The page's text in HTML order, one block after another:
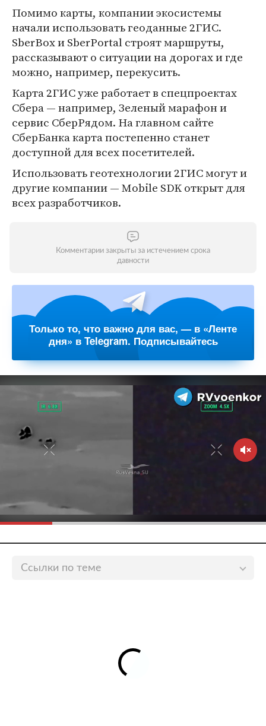
Помимо карты, компании экосистемы
начали использовать геоданные 2ГИС.
SberBox и SberPortal строят маршруты,
рассказывают о ситуации на дорогах и где
можно, например, перекусить.
Карта 2ГИС уже работает в спецпроектах
Сбера — например, Зеленый марафон и
сервис СберРядом. На главном сайте
СберБанка карта постепенно станет
доступной для всех посетителей.
Использовать геотехнологии 2ГИС могут и
другие компании — Mobile SDK открыт для
всех разработчиков.
Комментарии закрыты за истечением срока
давности
Только то, что важно для вас, — в «Ленте
дня» в Telegram. Подписывайтесь
Ссылки по теме
Сбер и правительство Воронежской области